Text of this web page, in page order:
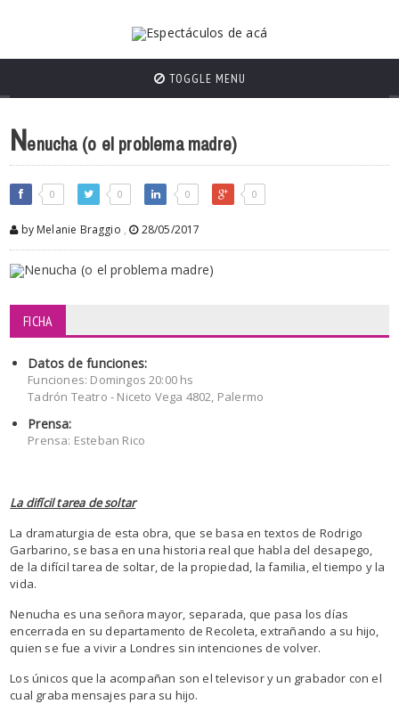
TOGGLE MENU
Nenucha (o el problema madre)
0 0 0 0
by Melanie Braggio , 28/05/2017
FICHA
Datos de funciones:
Funciones: Domingos 20:00 hs
Tadrón Teatro - Niceto Vega 4802, Palermo
Prensa:
Prensa: Esteban Rico
La difícil tarea de soltar
La dramaturgia de esta obra, que se basa en textos de Rodrigo
Garbarino, se basa en una historia real que habla del desapego,
de la difícil tarea de soltar, de la propiedad, la familia, el tiempo y la
vida.
Nenucha es una señora mayor, separada, que pasa los días
encerrada en su departamento de Recoleta, extrañando a su hijo,
quien se fue a vivir a Londres sin intenciones de volver.
Los únicos que la acompañan son el televisor y un grabador con el
cual graba mensajes para su hijo.